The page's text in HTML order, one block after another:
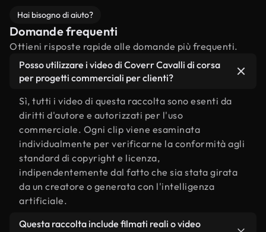
Hai bisogno di aiuto?
Domande frequenti
Ottieni risposte rapide alle domande più frequenti.
Posso utilizzare i video di Coverr Cavalli di corsa
per progetti commerciali per clienti?
Sì, tutti i video di questa raccolta sono esenti da
diritti d'autore e autorizzati per l'uso
commerciale. Ogni clip viene esaminata
individualmente per verificarne la conformità agli
standard di copyright e licenza,
indipendentemente dal fatto che sia stata girata
da un creatore o generata con l'intelligenza
artificiale.
Questa raccolta include filmati reali o video